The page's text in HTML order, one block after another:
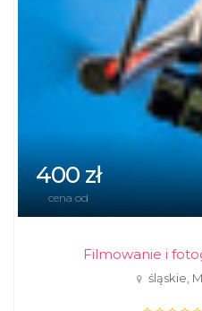
400 zł
cena od
Filmowanie i
śląskie,